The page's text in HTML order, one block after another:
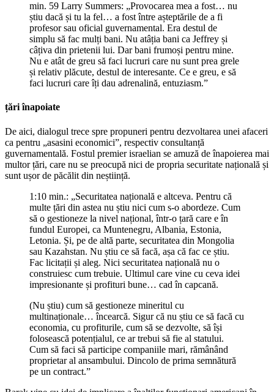
min. 59 Larry Summers: „Provocarea mea a fost… nu
știu dacă și tu la fel… a fost între așteptările de a fi
profesor sau oficial guvernamental. Era destul de
simplu să fac mulți bani. Nu atâția bani ca Jeffrey și
câțiva din prietenii lui. Dar bani frumoși pentru mine.
Nu e atât de greu să faci lucruri care nu sunt prea grele
și relativ plăcute, destul de interesante. Ce e greu, e să
faci lucruri care îți dau adrenalină, entuziasm.”
țări înapoiate
De aici, dialogul trece spre propuneri pentru dezvoltarea unei afaceri
ca pentru „asasini economici”, respectiv consultanță
guvernamentală. Fostul premier israelian se amuză de înapoierea mai
multor țări, care nu se preocupă nici de propria securitate națională și
sunt ușor de păcălit din neștiință.
1:10 min.: „Securitatea națională e altceva. Pentru că
multe țări din astea nu știu nici cum s-o abordeze. Cum
să o gestioneze la nivel național, într-o țară care e în
fundul Europei, ca Muntenegru, Albania, Estonia,
Letonia. Și, pe de altă parte, securitatea din Mongolia
sau Kazahstan. Nu știu ce să facă, așa că fac ce știu.
Fac licitații și aleg. Nici securitatea națională nu o
construiesc cum trebuie. Ultimul care vine cu ceva idei
impresionante și profituri bune… cad în capcană.
(Nu știu) cum să gestioneze mineritul cu
multinaționale… încearcă. Sigur că nu știu ce să facă cu
economia, cu profiturile, cum să se dezvolte, să își
folosească potențialul, ce ar trebui să fie al statului.
Cum să faci să participe companiile mari, rămânând
proprietar al ansambului. Dincolo de prima semnătură
pe un contract.”